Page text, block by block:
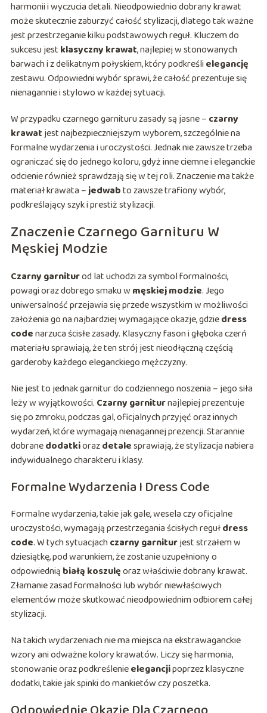
harmonii i wyczucia detali. Nieodpowiednio dobrany krawat
może skutecznie zaburzyć całość stylizacji, dlatego tak ważne
jest przestrzeganie kilku podstawowych reguł. Kluczem do
sukcesu jest klasyczny krawat, najlepiej w stonowanych
barwach i z delikatnym połyskiem, który podkreśli elegancję
zestawu. Odpowiedni wybór sprawi, że całość prezentuje się
nienagannie i stylowo w każdej sytuacji.
W przypadku czarnego garnituru zasady są jasne – czarny
krawatjest najbezpieczniejszym wyborem, szczególnie na
formalne wydarzenia i uroczystości. Jednak nie zawsze trzeba
ograniczać się do jednego koloru, gdyż inne ciemne i eleganckie
odcienie również sprawdzają się w tej roli. Znaczenie ma także
materiał krawata –jedwabto zawsze trafiony wybór,
podkreślający szyk i prestiż stylizacji.
Znaczenie Czarnego Garnituru W
Męskiej Modzie
Czarny garniturod lat uchodzi za symbol formalności,
powagi oraz dobrego smaku w męskiej modzie. Jego
uniwersalność przejawia się przede wszystkim w możliwości
założenia go na najbardziej wymagające okazje, gdziedress
codenarzuca ścisłe zasady. Klasyczny fason i głęboka czerń
materiału sprawiają, że ten strój jest nieodłączną częścią
garderoby każdego eleganckiego mężczyzny.
Nie jest to jednak garnitur do codziennego noszenia – jego siła
leży w wyjątkowości. Czarny garniturnajlepiej prezentuje
się po zmroku, podczas gal, oficjalnych przyjęć oraz innych
wydarzeń, które wymagają nienagannej prezencji. Starannie
dobranedodatkiorazdetalesprawiają, że stylizacja nabiera
indywidualnego charakteru i klasy.
Formalne Wydarzenia I Dress Code
Formalne wydarzenia, takie jak gale, wesela czy oficjalne
uroczystości, wymagają przestrzegania ścisłych regułdress
code. W tych sytuacjachczarny garniturjest strzałem w
dziesiątkę, pod warunkiem, że zostanie uzupełniony o
odpowiednią białą koszulęoraz właściwie dobrany krawat.
Złamanie zasad formalności lub wybór niewłaściwych
elementów może skutkować nieodpowiednim odbiorem całej
stylizacji.
Na takich wydarzeniach nie ma miejsca na ekstrawaganckie
wzory ani odważne kolory krawatów. Liczy się harmonia,
stonowanie oraz podkreślenieelegancjipoprzez klasyczne
dodatki, takie jak spinki do mankietów czy poszetka.